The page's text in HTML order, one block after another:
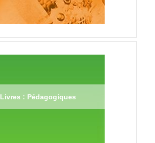
Livres : Pédagogiques